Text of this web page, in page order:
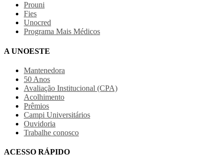
Prouni
Fies
Unocred
Programa Mais Médicos
A UNOESTE
Mantenedora
50 Anos
Avaliação Institucional (CPA)
Acolhimento
Prêmios
Campi Universitários
Ouvidoria
Trabalhe conosco
ACESSO RÁPIDO